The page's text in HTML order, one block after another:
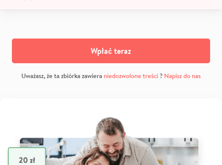
Wpłać teraz
Uważasz, że ta zbiórka zawiera niedozwolone treści? Napisz do nas